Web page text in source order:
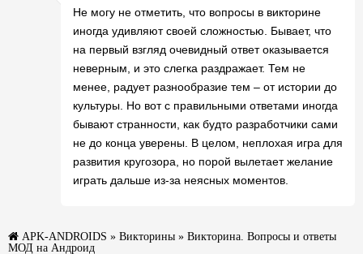
Не могу не отметить, что вопросы в викторине
иногда удивляют своей сложностью. Бывает, что
на первый взгляд очевидный ответ оказывается
неверным, и это слегка раздражает. Тем не
менее, радует разнообразие тем – от истории до
культуры. Но вот с правильными ответами иногда
бывают странности, как будто разработчики сами
не до конца уверены. В целом, неплохая игра для
развития кругозора, но порой вылетает желание
играть дальше из-за неясных моментов.
APK-ANDROIDS » Викторины » Викторина. Вопросы и ответы
МОД на Андроид